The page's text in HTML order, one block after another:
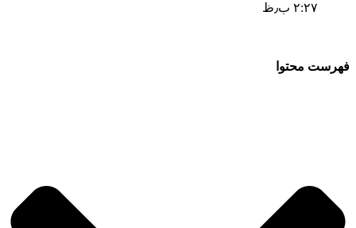
۲:۲۷ ب٫ظ
فهرست محتوا